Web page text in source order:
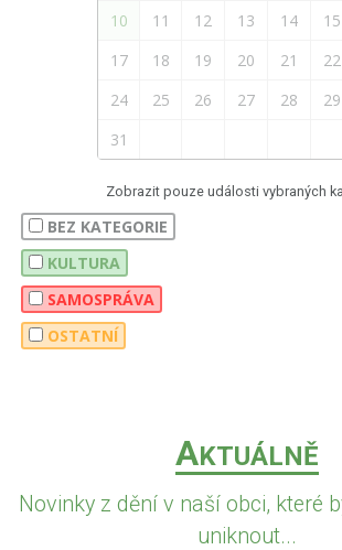
10
11 12 13 14 15
17
18 19 20 21 22
24
25 26 27 28 29
31
Zobrazit pouze události vybraných
BEZ KATEGORIE
KULTURA
SAMOSPRÁVA
OSTATNÍ
AKTUÁLNĚ
Novinky z dění v naší obci, které
uniknout...